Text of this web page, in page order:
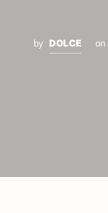
by DOLCE on